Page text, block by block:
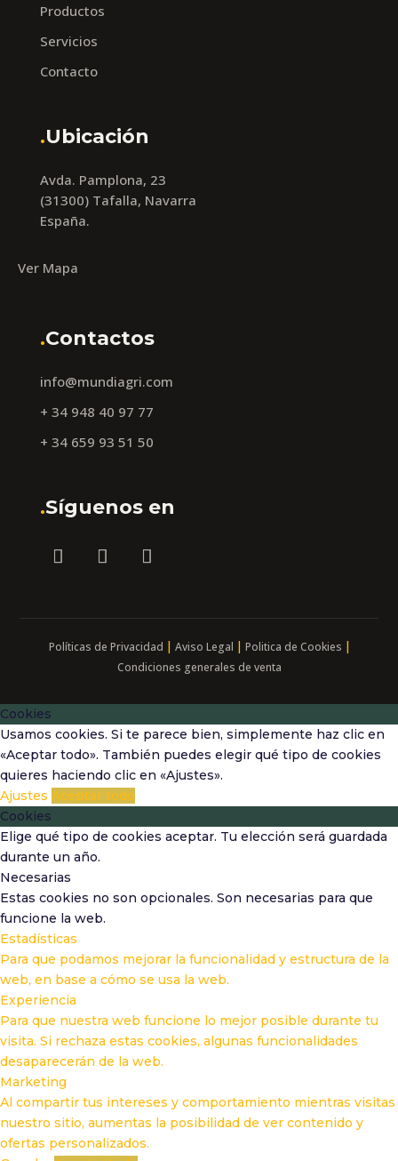
Productos
Servicios
Contacto
.Ubicación
Avda. Pamplona, 23
(31300) Tafalla, Navarra
España.
Ver Mapa
.Contactos
info@mundiagri.com
+ 34 948 40 97 77
+ 34 659 93 51 50
.Síguenos en
Políticas de Privacidad | Aviso Legal | Politica de Cookies |
Condiciones generales de venta
Cookies
Usamos cookies. Si te parece bien, simplemente haz clic en
«Aceptar todo». También puedes elegir qué tipo de cookies
quieres haciendo clic en «Ajustes».
Ajustes Aceptar todo
Cookies
Elige qué tipo de cookies aceptar. Tu elección será guardada
durante un año.
Necesarias
Estas cookies no son opcionales. Son necesarias para que
funcione la web.
Estadísticas
Para que podamos mejorar la funcionalidad y estructura de la
web, en base a cómo se usa la web.
Experiencia
Para que nuestra web funcione lo mejor posible durante tu
visita. Si rechaza estas cookies, algunas funcionalidades
desaparecerán de la web.
Marketing
Al compartir tus intereses y comportamiento mientras visitas
nuestro sitio, aumentas la posibilidad de ver contenido y
ofertas personalizados.